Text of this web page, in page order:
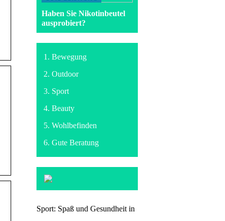
Haben Sie Nikotinbeutel
ausprobiert?
Bewegung
Outdoor
Sport
Beauty
Wohlbefinden
Gute Beratung
Sport: Spaß und Gesundheit in